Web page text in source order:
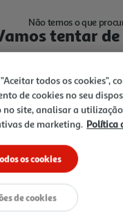
Não temos o que
tentar de
para Homepage
Folhetos
todos os cookies",
de cookies no seu
no site, analisar a
de marketing. Política
os cookies
de cookies